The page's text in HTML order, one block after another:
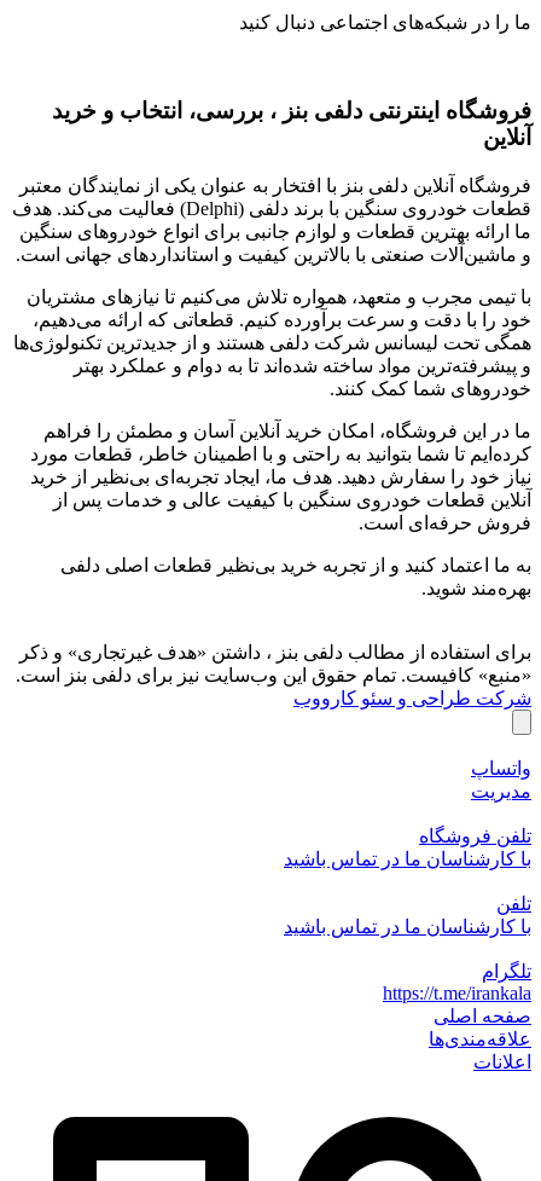
ما را در شبکه‌های اجتماعی دنبال کنید
فروشگاه اینترنتی دلفی بنز ، بررسی، انتخاب و خرید
آنلاین
فروشگاه آنلاین دلفی بنز با افتخار به عنوان یکی از نمایندگان معتبر
قطعات خودروی سنگین با برند دلفی (Delphi) فعالیت می‌کند. هدف
ما ارائه بهترین قطعات و لوازم جانبی برای انواع خودروهای سنگین
و ماشین‌آلات صنعتی با بالاترین کیفیت و استانداردهای جهانی است.
با تیمی مجرب و متعهد، همواره تلاش می‌کنیم تا نیازهای مشتریان
خود را با دقت و سرعت برآورده کنیم. قطعاتی که ارائه می‌دهیم،
همگی تحت لیسانس شرکت دلفی هستند و از جدیدترین تکنولوژی‌ها
و پیشرفته‌ترین مواد ساخته شده‌اند تا به دوام و عملکرد بهتر
خودروهای شما کمک کنند.
ما در این فروشگاه، امکان خرید آنلاین آسان و مطمئن را فراهم
کرده‌ایم تا شما بتوانید به راحتی و با اطمینان خاطر، قطعات مورد
نیاز خود را سفارش دهید. هدف ما، ایجاد تجربه‌ای بی‌نظیر از خرید
آنلاین قطعات خودروی سنگین با کیفیت عالی و خدمات پس از
فروش حرفه‌ای است.
به ما اعتماد کنید و از تجربه‌ خرید بی‌نظیر قطعات اصلی دلفی
بهره‌مند شوید.
برای استفاده از مطالب دلفی بنز ، داشتن «هدف غیرتجاری» و ذکر
«منبع» کافیست. تمام حقوق اين وب‌سايت نیز برای دلفی بنز است.
شرکت طراحی و سئو کارووب
واتساپ
مدیریت
تلفن فروشگاه
با کارشناسان ما در تماس باشید
تلفن
با کارشناسان ما در تماس باشید
تلگرام
https://t.me/irankala
صفحه اصلی
علاقه‌مندی‌ها
اعلانات